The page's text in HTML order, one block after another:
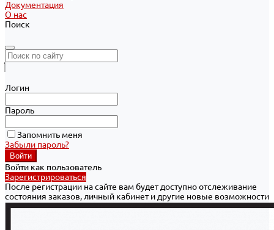
Документация
О нас
Поиск
Логин
Пароль
Запомнить меня
Забыли пароль?
Войти как пользователь
Зарегистрироваться
После регистрации на сайте вам будет доступно отслеживание
состояния заказов, личный кабинет и другие новые возможности